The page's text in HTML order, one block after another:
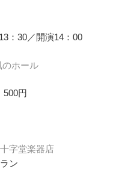
：30／開演14：00
のホール
500円
字堂楽器店
ン